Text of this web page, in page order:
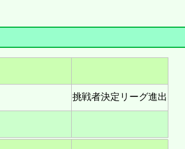
挑戦者決定リーグ進出